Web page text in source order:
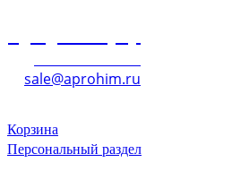
sale@aprohim.ru
Корзина
Персональный раздел